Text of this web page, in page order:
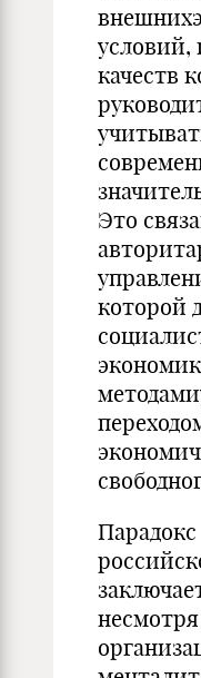
условий,
качеств
Это
которой
Парадокс